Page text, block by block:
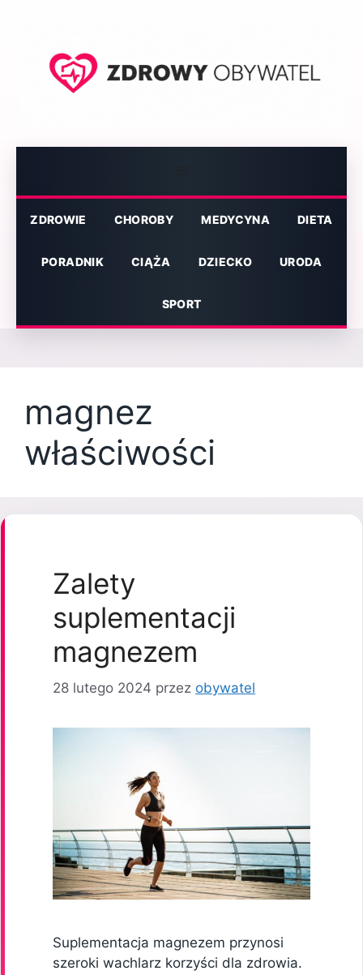
ZDROWIE CHOROBY MEDYCYNA DIETA
PORADNIK CIĄŻA DZIECKO URODA
SPORT
magnez
właściwości
Zalety
suplementacji
magnezem
28 lutego 2024 przez obywatel
Suplementacja magnezem przynosi
szeroki wachlarz korzyści dla zdrowia.